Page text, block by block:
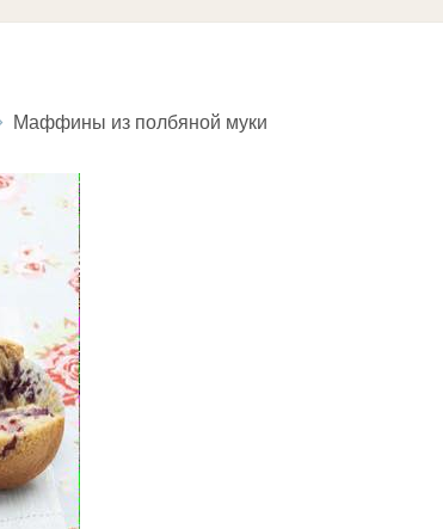
Маффины из полбяной муки